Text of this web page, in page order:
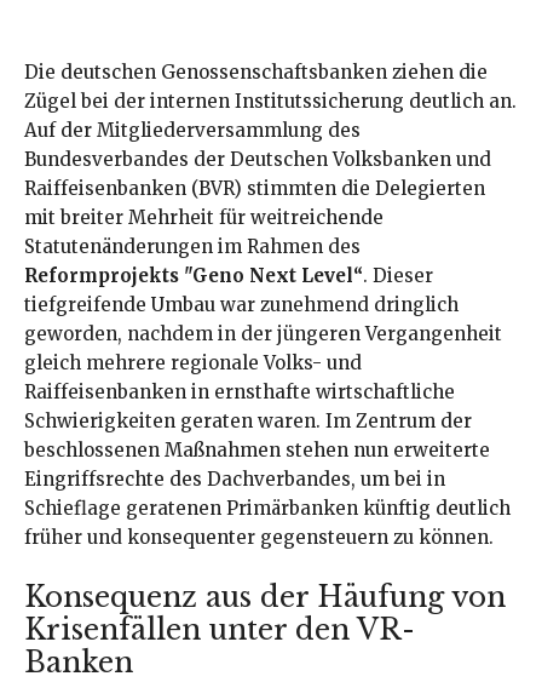
Die deutschen Genossenschaftsbanken ziehen die
Zügel bei der internen Institutssicherung deutlich an.
Auf der Mitgliederversammlung des
Bundesverbandes der Deutschen Volksbanken und
Raiffeisenbanken (BVR) stimmten die Delegierten
mit breiter Mehrheit für weitreichende
Statutenänderungen im Rahmen des
Reformprojekts "Geno Next Level“. Dieser
tiefgreifende Umbau war zunehmend dringlich
geworden, nachdem in der jüngeren Vergangenheit
gleich mehrere regionale Volks- und
Raiffeisenbanken in ernsthafte wirtschaftliche
Schwierigkeiten geraten waren. Im Zentrum der
beschlossenen Maßnahmen stehen nun erweiterte
Eingriffsrechte des Dachverbandes, um bei in
Schieflage geratenen Primärbanken künftig deutlich
früher und konsequenter gegensteuern zu können.
Konsequenz aus der Häufung von
Krisenfällen unter den VR-
Banken